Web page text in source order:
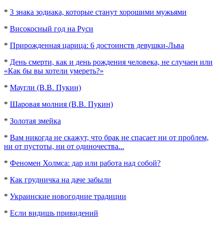
* 3 знака зодиака, которые станут хорошими мужьями
* Високосный год на Руси
* Прирожденная царица: 6 достоинств девушки-Льва
* День смерти, как и день рождения человека, не случаен или
«Как бы вы хотели умереть?»
* Маугли (В.В. Пукин)
* Шаровая молния (В.В. Пукин)
* Золотая змейка
* Вам никогда не скажут, что брак не спасает ни от проблем,
ни от пустоты, ни от одиночества...
* Феномен Холмса: дар или работа над собой?
* Как грудничка на даче забыли
* Украинские новогодние традиции
* Если видишь привидений